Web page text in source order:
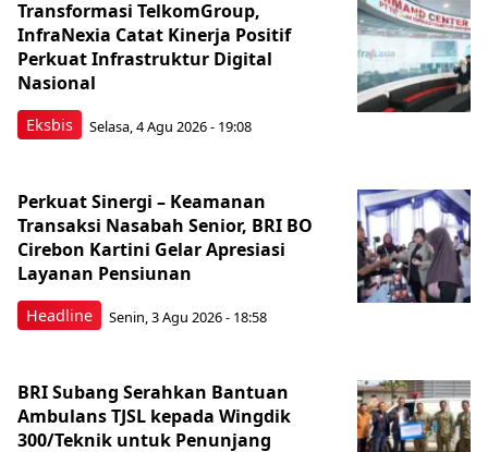
Eksbis
Transformasi TelkomGroup,
InfraNexia Catat Kinerja Positif
Perkuat Infrastruktur Digital
Nasional
Selasa, 4 Agu 2026 - 19:08
Headline
Perkuat Sinergi – Keamanan
Transaksi Nasabah Senior, BRI BO
Cirebon Kartini Gelar Apresiasi
Layanan Pensiunan
Senin, 3 Agu 2026 - 18:58
BRI Subang Serahkan Bantuan
Ambulans TJSL kepada Wingdik
300/Teknik untuk Penunjang